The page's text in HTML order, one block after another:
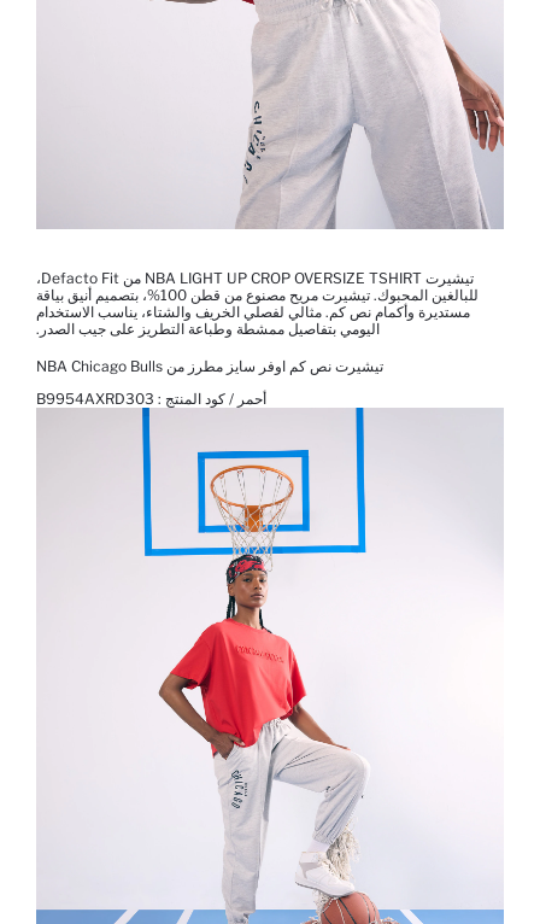
تيشيرت NBA LIGHT UP CROP OVERSIZE TSHIRT من Defacto Fit،
للبالغين المحبوك. تيشيرت مريح مصنوع من قطن 100%، بتصميم أنيق بياقة
مستديرة وأكمام نص كم. مثالي لفصلي الخريف والشتاء، يناسب الاستخدام
اليومي بتفاصيل ممشطة وطباعة التطريز على جيب الصدر.
تيشيرت نص كم اوفر سايز مطرز من NBA Chicago Bulls
أحمر / كود المنتج : B9954AXRD303